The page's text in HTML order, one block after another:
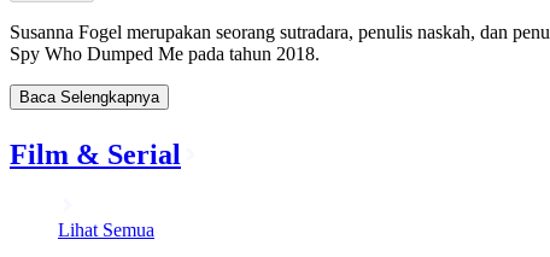
Susanna Fogel merupakan seorang sutradara, penulis naskah, dan
Spy Who Dumped Me pada tahun 2018.
Baca Selengkapnya
Film & Serial
Lihat Semua